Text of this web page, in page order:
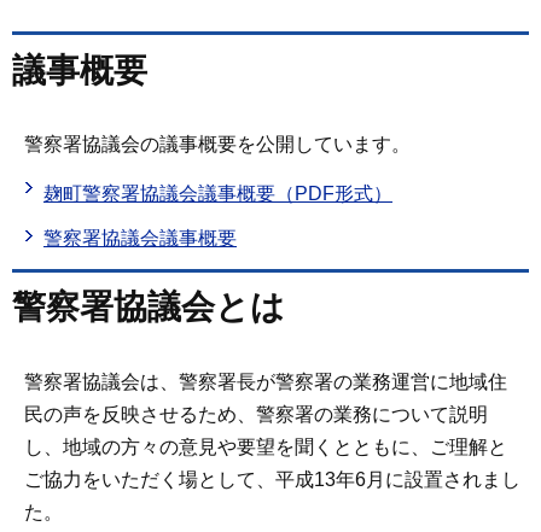
議事概要
警察署協議会の議事概要を公開しています。
麹町警察署協議会議事概要（PDF形式）
警察署協議会議事概要
警察署協議会とは
警察署協議会は、警察署長が警察署の業務運営に地域住
民の声を反映させるため、警察署の業務について説明
し、地域の方々の意見や要望を聞くとともに、ご理解と
ご協力をいただく場として、平成13年6月に設置されまし
た。